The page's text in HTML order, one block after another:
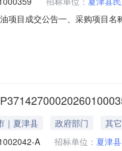
项目成交公告一、采购项目
元七、采
｜夏津县 政府部门
其它
A 招标单位： 夏津